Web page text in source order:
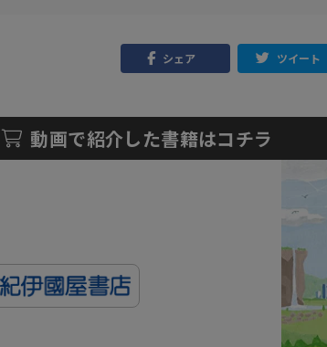
シェア ツイート
動画で紹介した書籍はコチラ